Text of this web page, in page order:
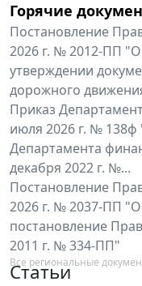
Горячие
Постановление
2026 г. № 2012-ПП "О
утверждении
дорожного
Приказ
июля 2026 г. №
Департамента
декабря 2022 г. №...
Постановление
2026 г. № 2037-ПП
постановление
2011 г. № 334-ПП"
Все региональные
Статьи